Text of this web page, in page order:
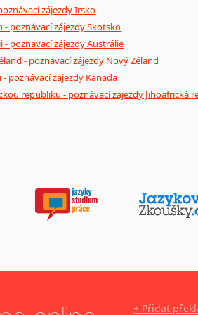
zájezdy Irsko
- poznávací zájezdy Skotsko
- poznávací zájezdy Austrálie
- poznávací zájezdy Nový Zéland
poznávací zájezdy Kanada
republiku - poznávací zájezdy Jihoafrická
+ Přidat